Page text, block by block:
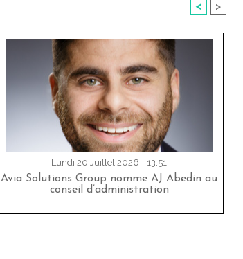
< >
Lundi 20 Juillet 2026 - 13:51
Avia Solutions Group nomme AJ Abedin au
conseil d’administration